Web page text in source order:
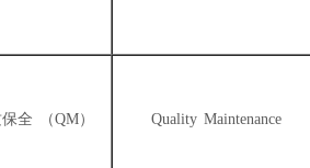
全 （QM） Quality Maintenance